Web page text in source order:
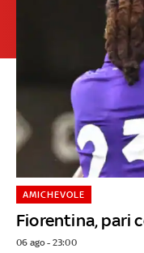
Fiorentina, pari
AMICHEVOLE
06 ago - 23:00